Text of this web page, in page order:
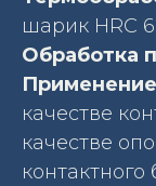
шарик HRC
Обработка
качестве
качестве